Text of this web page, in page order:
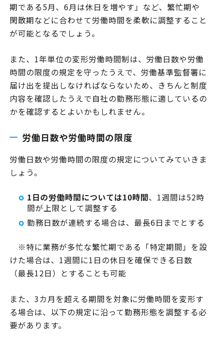
期である5月、6月は休日を増やす」など、繁忙期や
閑散期などに合わせて労働時間を柔軟に調整すること
が可能となるでしょう。
また、1年単位の変形労働時間制は、労働日数や労働
時間の限度の規定を守ったうえで、労働基準監督署に
届け出を提出しなければならないため、きちんと制度
内容を確認したうえで自社の勤務形態に適しているの
かを確認するとよいかもしれません。
労働日数や労働時間の限度
労働日数や労働時間の限度の規定についてみていきま
しょう。
1日の労働時間については10時間、1週間は52時
間が上限として調整する
勤務日数が連続する場合は、最長6日までとする
※特に業務が多忙な繁忙期である「特定期間」を設
けた場合は、1週間に1日の休日を確保できる日数
（最長12日）とすることも可能
また、3カ月を超える期間を対象に労働時間を変形す
る場合は、以下の規定に沿って勤務形態を調整する必
要があります。